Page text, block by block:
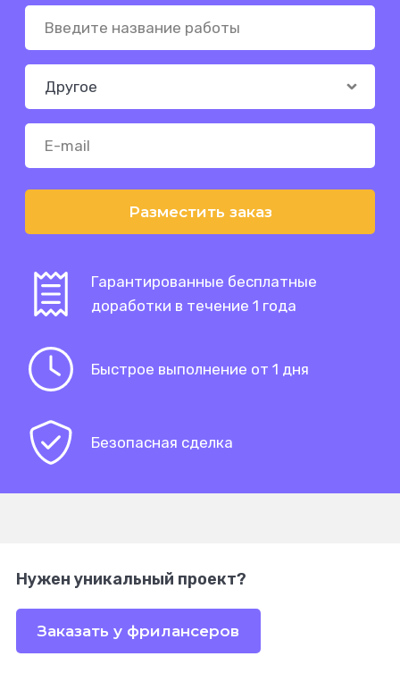
Разместить заказ
Гарантированные бесплатные
доработки в течение 1 года
Быстрое выполнение от 1 дня
Безопасная сделка
Нужен уникальный проект?
Заказать у фрилансеров